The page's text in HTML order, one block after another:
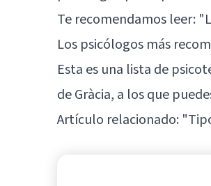
Te recomendamos leer:
Los psicólogos más
Esta es una lista de
de Gràcia, a los que
Artículo relacionado: